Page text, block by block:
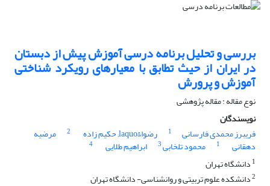
بررسی و تحلیل برنامه درسی آموزش پیش از دبستان
در ایران از حیث تطابق با معیارهای رویکرد شناختی
آموزش و پرورش
نوع مقاله : مقاله پژوهشی
نویسندگان
فریبرز محمدی فارسانی
1 رضوا&laquo; حکیم زاده 2 مرضیه
دهقانی 1 محمود تلخابی3 ابراهیم طلایی
4
1 دانشگاه تهران
2دانشکده علوم تربیتی و روانشناسی- دانشگاه تهران